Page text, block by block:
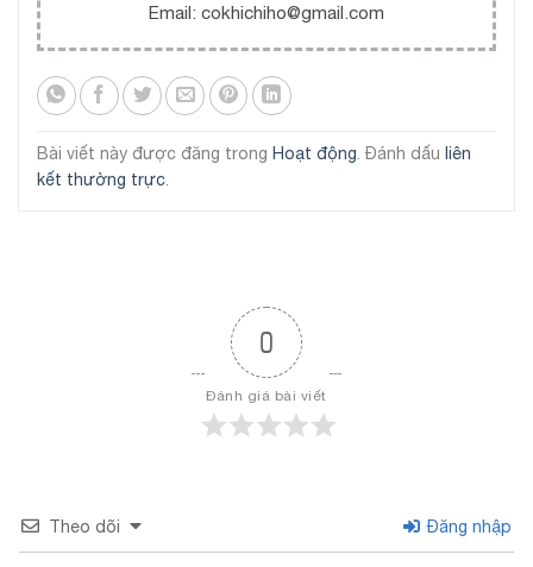
Email: cokhichiho@gmail.com
Bài viết này được đăng trong Hoạt động . Đánh dấu liên
kết thường trực
0
Đánh giá bài viết
Theo dõi Đăng nhập